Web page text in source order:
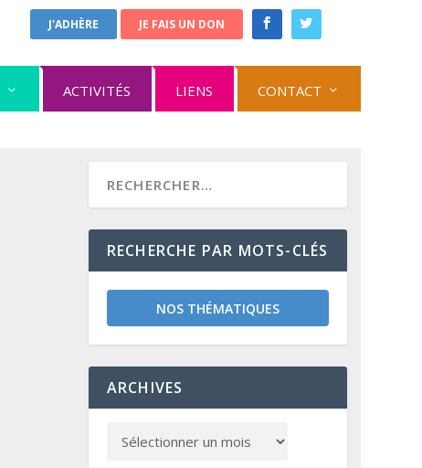
J'ADHÈRE JE FAIS UN DON
ACTIVITÉS LIENS CONTACT
RECHERCHE PAR MOTS-CLÉS
NOS THÉMATIQUES
ARCHIVES